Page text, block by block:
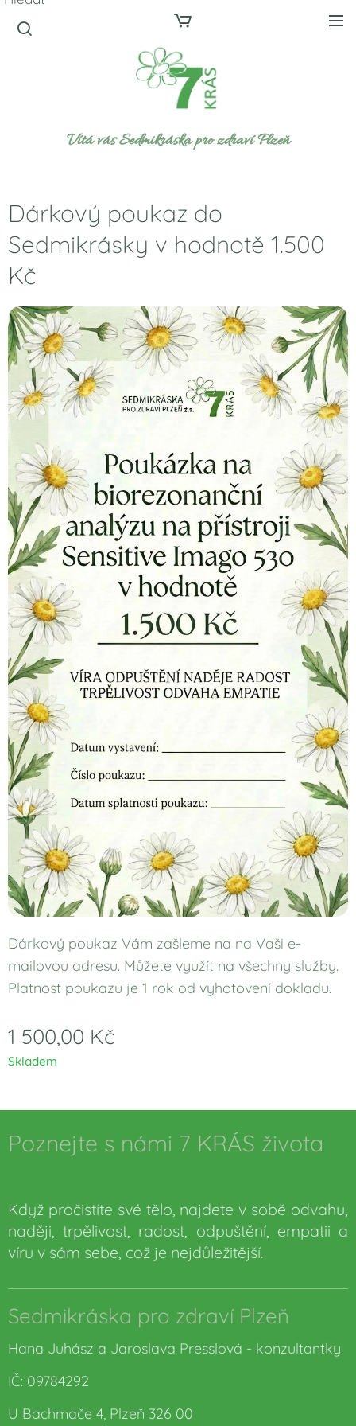
Vítá vás Sedmikráska pro zdraví Plzeň
Dárkový poukaz do
Sedmikrásky v hodnotě 1.500
Kč
Dárkový poukaz Vám zašleme na na Vaši e-
mailovou adresu. Můžete využít na všechny služby.
Platnost poukazu je 1 rok od vyhotovení dokladu.
1 500,00 Kč
Skladem
Poznejte s námi 7 KRÁS života
Když pročistíte své tělo, najdete v sobě odvahu,
naději, trpělivost, radost, odpuštění, empatii a
víru v sám sebe, což je nejdůležitější.
Sedmikráska pro zdraví Plzeň
Hana Juhász a Jaroslava Presslová - konzultantky
IČ: 09784292
U Bachmače 4, Plzeň 326 00